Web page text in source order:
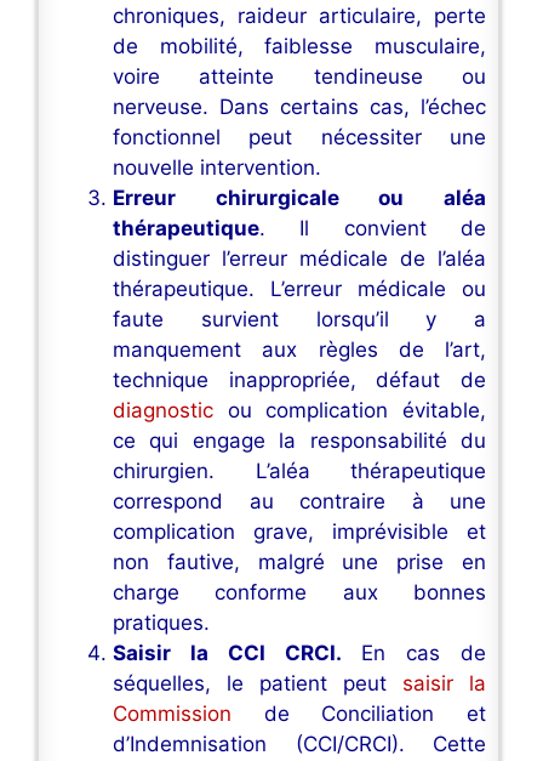
chroniques, raideur articulaire, perte
de mobilité, faiblesse musculaire,
voire atteinte tendineuse ou
nerveuse. Dans certains cas, l’échec
fonctionnel peut nécessiter une
nouvelle intervention.
Erreur chirurgicale ou aléa
thérapeutique. Il convient de
distinguer l’erreur médicale de l’aléa
thérapeutique. L’erreur médicale ou
faute survient lorsqu’il y a
manquement aux règles de l’art,
technique inappropriée, défaut de
diagnostic ou complication évitable,
ce qui engage la responsabilité du
chirurgien. L’aléa thérapeutique
correspond au contraire à une
complication grave, imprévisible et
non fautive, malgré une prise en
charge conforme aux bonnes
pratiques.
Saisir la CCI CRCI. En cas de
séquelles, le patient peut saisir la
Commission de Conciliation et
d’Indemnisation (CCI/CRCI). Cette